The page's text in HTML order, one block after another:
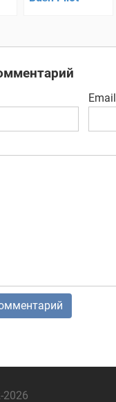
Email
2026